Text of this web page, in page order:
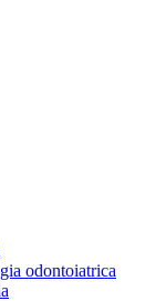
odontoiatrica